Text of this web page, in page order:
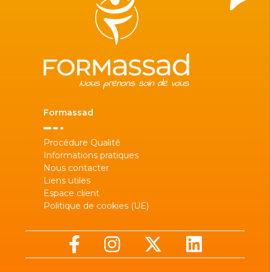
Formassad
Procédure Qualité
Informations pratiques
Nous contacter
Liens utiles
Espace client
Politique de cookies (UE)